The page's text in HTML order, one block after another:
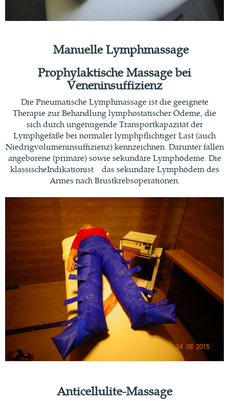
Manuelle Lymphmassage
Prophylaktische Massage bei
Veneninsuffizienz
Die Pneumatische Lymphmassage ist die geeignete
Therapie zur Behandlung lymphostatischer Ödeme, die
sich durch ungenügende Transportkapazität der
Lymphgefäße bei normaler lymphpflichtiger Last (auch
Niedrigvolumeninsuffizienz) kennzeichnen. Darunter fallen
angeborene (primäre) sowie sekundäre Lymphödeme. Die
klassischeIndikationist das sekundäre Lymphödem des
Armes nach Brustkrebsoperationen.
Anticellulite-Massage